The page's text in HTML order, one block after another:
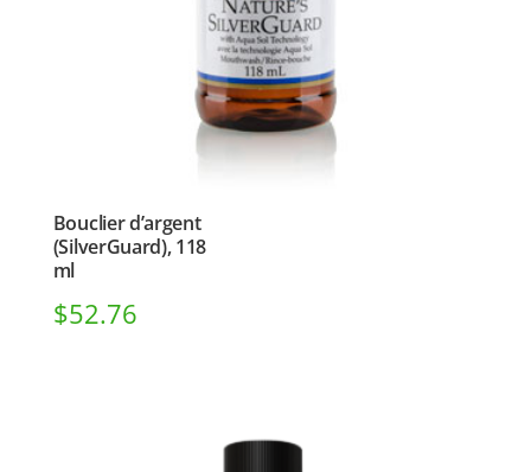
Bouclier d’argent
(SilverGuard), 118
ml
$52.76